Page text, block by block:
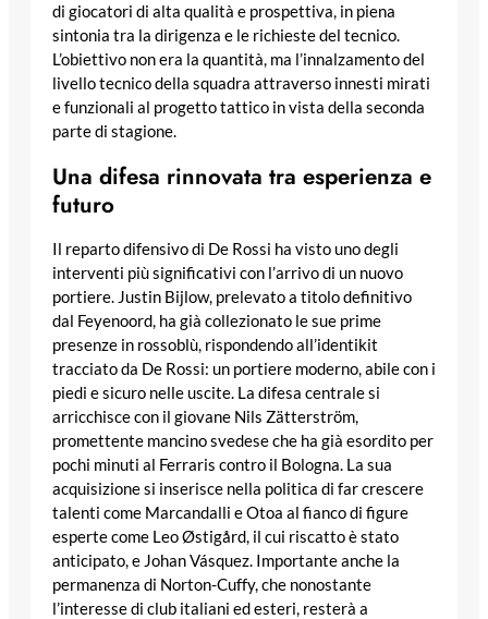
di giocatori di alta qualità e prospettiva, in piena
sintonia tra la dirigenza e le richieste del tecnico.
L’obiettivo non era la quantità, ma l’innalzamento del
livello tecnico della squadra attraverso innesti mirati
e funzionali al progetto tattico in vista della seconda
parte di stagione.
Una difesa rinnovata tra esperienza e
futuro
Il reparto difensivo di De Rossi ha visto uno degli
interventi più significativi con l’arrivo di un nuovo
portiere. Justin Bijlow, prelevato a titolo definitivo
dal Feyenoord, ha già collezionato le sue prime
presenze in rossoblù, rispondendo all’identikit
tracciato da De Rossi: un portiere moderno, abile con i
piedi e sicuro nelle uscite. La difesa centrale si
arricchisce con il giovane Nils Zätterström,
promettente mancino svedese che ha già esordito per
pochi minuti al Ferraris contro il Bologna. La sua
acquisizione si inserisce nella politica di far crescere
talenti come Marcandalli e Otoa al fianco di figure
esperte come Leo Østigård, il cui riscatto è stato
anticipato, e Johan Vásquez. Importante anche la
permanenza di Norton-Cuffy, che nonostante
l’interesse di club italiani ed esteri, resterà a